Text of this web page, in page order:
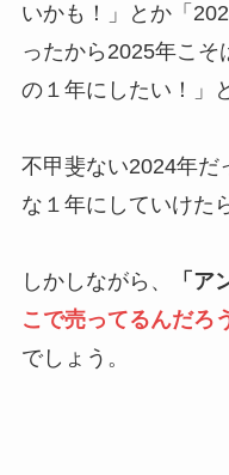
いかも！」とか「
ったから2025年こそ
の１年にしたい！」
不甲斐ない2024年だ
な１年にしていけた
しかしながら、 「ア
こで売ってるんだろ
でしょう。